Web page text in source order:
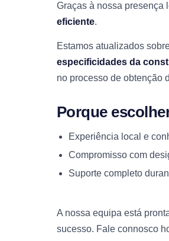
Graças à nossa presença
eficiente.
Estamos atualizados
especificidades da
no processo de obtenção
Porque
Experiência local e
Compromisso com
Suporte completo
A nossa equipa está
sucesso. Fale connosco